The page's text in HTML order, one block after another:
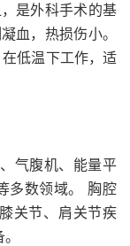
是外科手术的基
血，热损伤小。
低温下工作，适
气腹机、能量平
多数领域。 胸腔
关节、肩关节疾